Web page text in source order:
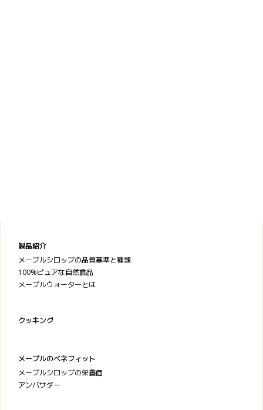
製品紹介
メープルシロップの品質基準と種類
100%ピュアな自然食品
メープルウォーターとは
クッキング
メープルのベネフィット
メープルシロップの栄養価
アンバサダー